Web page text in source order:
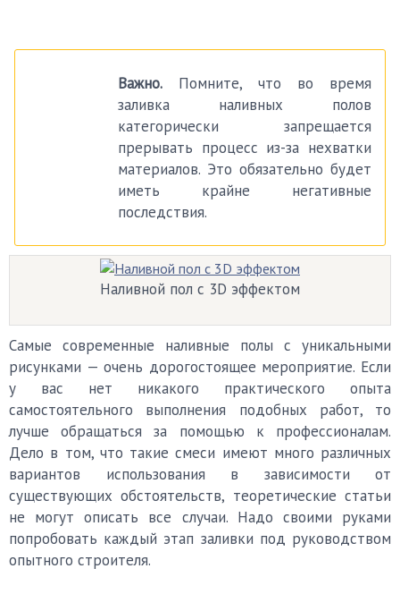
Важно. Помните, что во время
заливка наливных полов
категорически запрещается
прерывать процесс из-за нехватки
материалов. Это обязательно будет
иметь крайне негативные
последствия.
Наливной пол с 3D эффектом
Самые современные наливные полы с уникальными
рисунками — очень дорогостоящее мероприятие. Если
у вас нет никакого практического опыта
самостоятельного выполнения подобных работ, то
лучше обращаться за помощью к профессионалам.
Дело в том, что такие смеси имеют много различных
вариантов использования в зависимости от
существующих обстоятельств, теоретические статьи
не могут описать все случаи. Надо своими руками
попробовать каждый этап заливки под руководством
опытного строителя.